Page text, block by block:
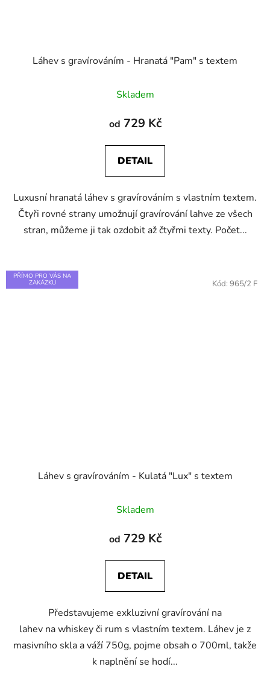
Láhev s gravírováním - Hranatá "Pam" s textem
Skladem
od 729 Kč
DETAIL
Luxusní hranatá láhev s gravírováním s vlastním textem.
Čtyři rovné strany umožnují gravírování lahve ze všech
stran, můžeme ji tak ozdobit až čtyřmi texty. Počet...
PŘÍMO PRO VÁS NA
ZAKÁZKU
Láhev s gravírováním - Kulatá "Lux" s textem
Skladem
od 729 Kč
DETAIL
Představujeme exkluzivní gravírování na
lahev na whiskey či rum s vlastním textem. Láhev je z
masivního skla a váží 750g, pojme obsah o 700ml, takže
k naplnění se hodí...
Kód: 965/2 F